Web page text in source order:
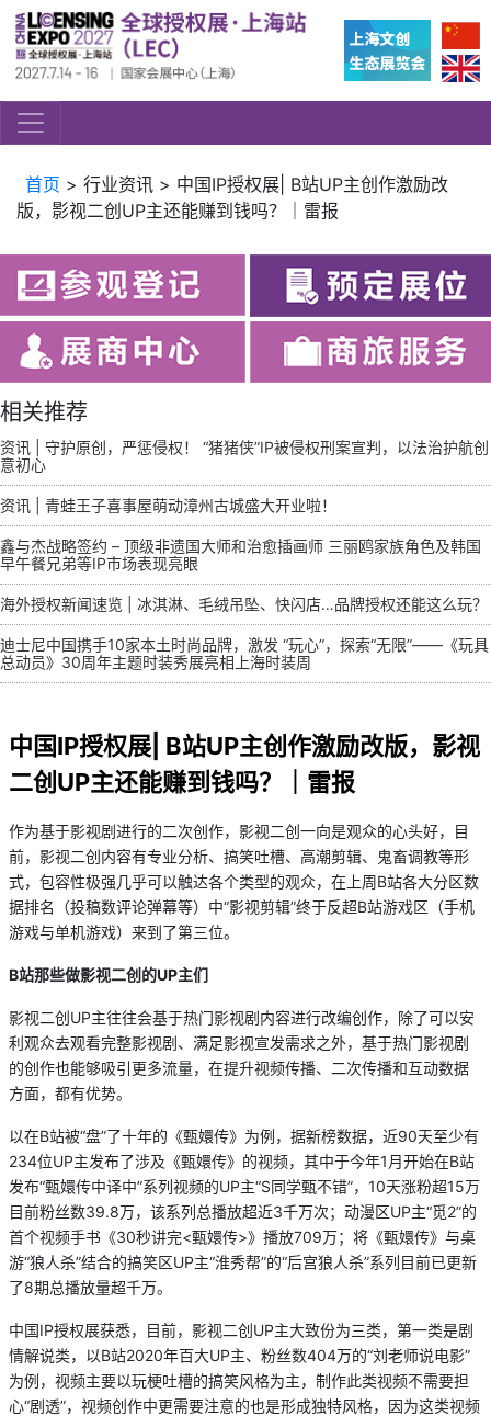
首页 > 行业资讯 > 中国IP授权展| B站UP主创作激励改
版，影视二创UP主还能赚到钱吗？｜雷报
中国IP授权展| B站UP主创作激励改版，影视
二创UP主还能赚到钱吗？｜雷报
作为基于影视剧进行的二次创作，影视二创一向是观众的心头好，目
前，影视二创内容有专业分析、搞笑吐槽、高潮剪辑、鬼畜调教等形
式，包容性极强几乎可以触达各个类型的观众，在上周B站各大分区数
据排名（投稿数评论弹幕等）中“影视剪辑”终于反超B站游戏区（手机
游戏与单机游戏）来到了第三位。
B站那些做影视二创的UP主们
影视二创UP主往往会基于热门影视剧内容进行改编创作，除了可以安
利观众去观看完整影视剧、满足影视宣发需求之外，基于热门影视剧
的创作也能够吸引更多流量，在提升视频传播、二次传播和互动数据
方面，都有优势。
以在B站被“盘”了十年的《甄嬛传》为例，据新榜数据，近90天至少有
234位UP主发布了涉及《甄嬛传》的视频，其中于今年1月开始在B站
发布“甄嬛传中译中”系列视频的UP主“S同学甄不错”，10天涨粉超15万
目前粉丝数39.8万，该系列总播放超近3千万次；动漫区UP主“觅2”的
首个视频手书《30秒讲完<甄嬛传>》播放709万；将《甄嬛传》与桌
游“狼人杀”结合的搞笑区UP主“淮秀帮”的“后宫狼人杀”系列目前已更新
了8期总播放量超千万。
中国IP授权展获悉，目前，影视二创UP主大致份为三类，第一类是剧
情解说类，以B站2020年百大UP主、粉丝数404万的“刘老师说电影”
为例，视频主要以玩梗吐槽的搞笑风格为主，制作此类视频不需要担
心“剧透”，视频创作中更需要注意的也是形成独特风格，因为这类视频
相关推荐
资讯 | 守护原创，严惩侵权！ “猪猪侠”IP被侵权刑案宣判，以法治护航创
意初心
资讯 | 青蛙王子喜事屋萌动漳州古城盛大开业啦！
鑫与杰战略签约 – 顶级非遗国大师和治愈插画师 三丽鸥家族角色及韩国
早午餐兄弟等IP市场表现亮眼
海外授权新闻速览 | 冰淇淋、毛绒吊坠、快闪店…品牌授权还能这么玩？
迪士尼中国携手10家本土时尚品牌，激发 “玩心”，探索“无限”——《玩具
总动员》30周年主题时装秀展亮相上海时装周